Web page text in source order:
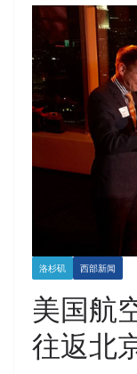
洛杉矶 西部新闻
美国航
往返北